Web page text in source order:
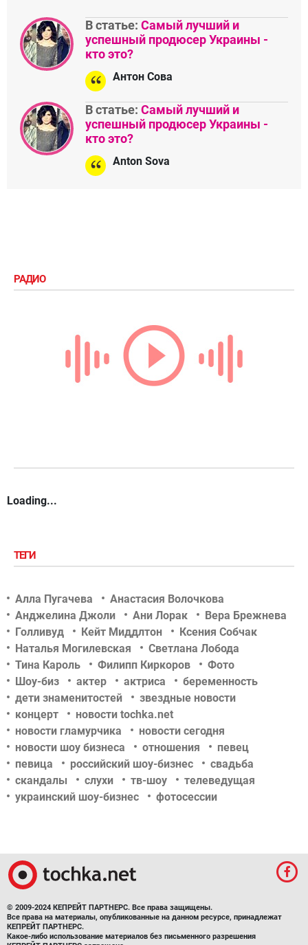
В статье: Самый лучший и
успешный продюсер Украины -
кто это?
Антон Сова
В статье: Самый лучший и
успешный продюсер Украины -
кто это?
Anton Sova
РАДИО
Loading...
ТЕГИ
Алла Пугачева
Анастасия Волочкова
Анджелина Джоли
Ани Лорак
Вера Брежнева
Голливуд
Кейт Миддлтон
Ксения Собчак
Наталья Могилевская
Светлана Лобода
Тина Кароль
Филипп Киркоров
Фото
Шоу-биз
актер актриса
беременность
дети знаменитостей
звездные новости
концерт
новости tochka.net
новости гламурчика
новости сегодня
новости шоу бизнеса
отношения
певец
певица
российский шоу-бизнес
свадьба
скандалы
слухи тв-шоу
телеведущая
украинский шоу-бизнес
фотосессии
© 2009-2024 КЕПРЕЙТ ПАРТНЕРС. Все права защищены.
Все права на материалы, опубликованные на данном ресурсе, принадлежат
КЕПРЕЙТ ПАРТНЕРС.
Какое-либо использование материалов без письменного разрешения